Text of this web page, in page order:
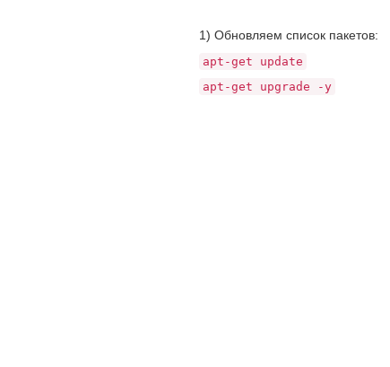
1) Обновляем список пакетов:
apt-get update
apt-get upgrade -y